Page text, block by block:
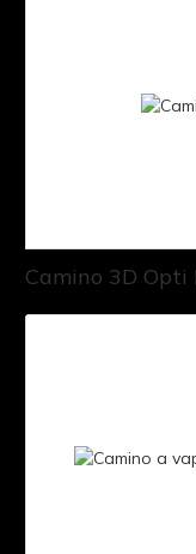
Camino 3D